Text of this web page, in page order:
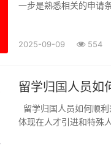
一步是熟悉相关的申请
2025-09-09 554
留学归国人员如
体现在人才引进和特殊